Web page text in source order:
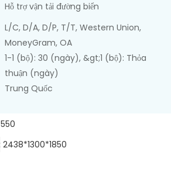
Hỗ trợ vận tải đường biển
L/C, D/A, D/P, T/T, Western Union,
MoneyGram, OA
1-1 (bộ): 30 (ngày), &gt;1 (bộ): Thỏa
thuận (ngày)
Trung Quốc
550
2438*1300*1850